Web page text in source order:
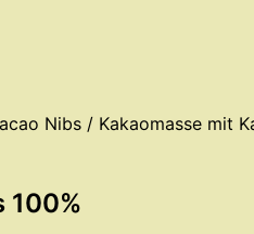
Nibs / Kakaomasse mit
100%